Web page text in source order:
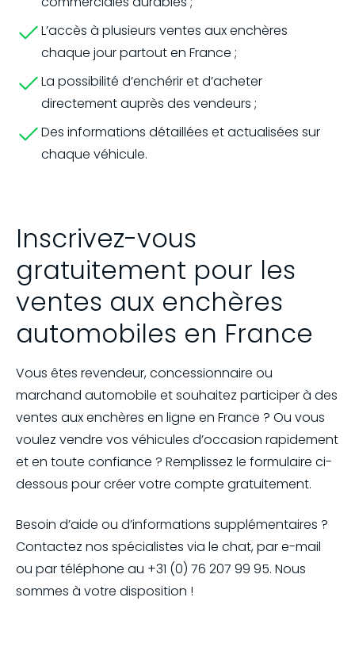
L’accès à plusieurs ventes aux enchères
chaque jour partout en France ;
La possibilité d’enchérir et d’acheter
directement auprès des vendeurs ;
Des informations détaillées et actualisées sur
chaque véhicule.
Inscrivez-vous
gratuitement pour les
ventes aux enchères
automobiles en France
Vous êtes revendeur, concessionnaire ou
marchand automobile et souhaitez participer à des
ventes aux enchères en ligne en France ? Ou vous
voulez vendre vos véhicules d’occasion rapidement
et en toute confiance ? Remplissez le formulaire ci-
dessous pour créer votre compte gratuitement.
Besoin d’aide ou d’informations supplémentaires ?
Contactez nos spécialistes via le chat, par e-mail
ou par téléphone au +31 (0) 76 207 99 95. Nous
sommes à votre disposition !